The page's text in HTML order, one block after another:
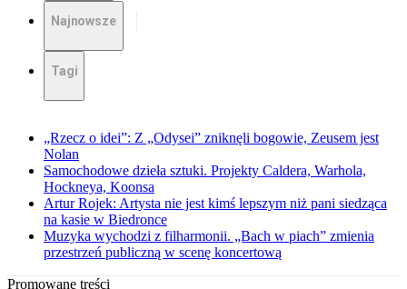
Najnowsze
Tagi
„Rzecz o idei”: Z „Odysei” zniknęli bogowie, Zeusem jest
Nolan
Samochodowe dzieła sztuki. Projekty Caldera, Warhola,
Hockneya, Koonsa
Artur Rojek: Artysta nie jest kimś lepszym niż pani siedząca
na kasie w Biedronce
Muzyka wychodzi z filharmonii. „Bach w piach” zmienia
przestrzeń publiczną w scenę koncertową
Promowane treści